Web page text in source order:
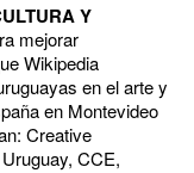
Y
mejorar
Wikipedia
en el arte y
en Montevideo
Creative
CCE,